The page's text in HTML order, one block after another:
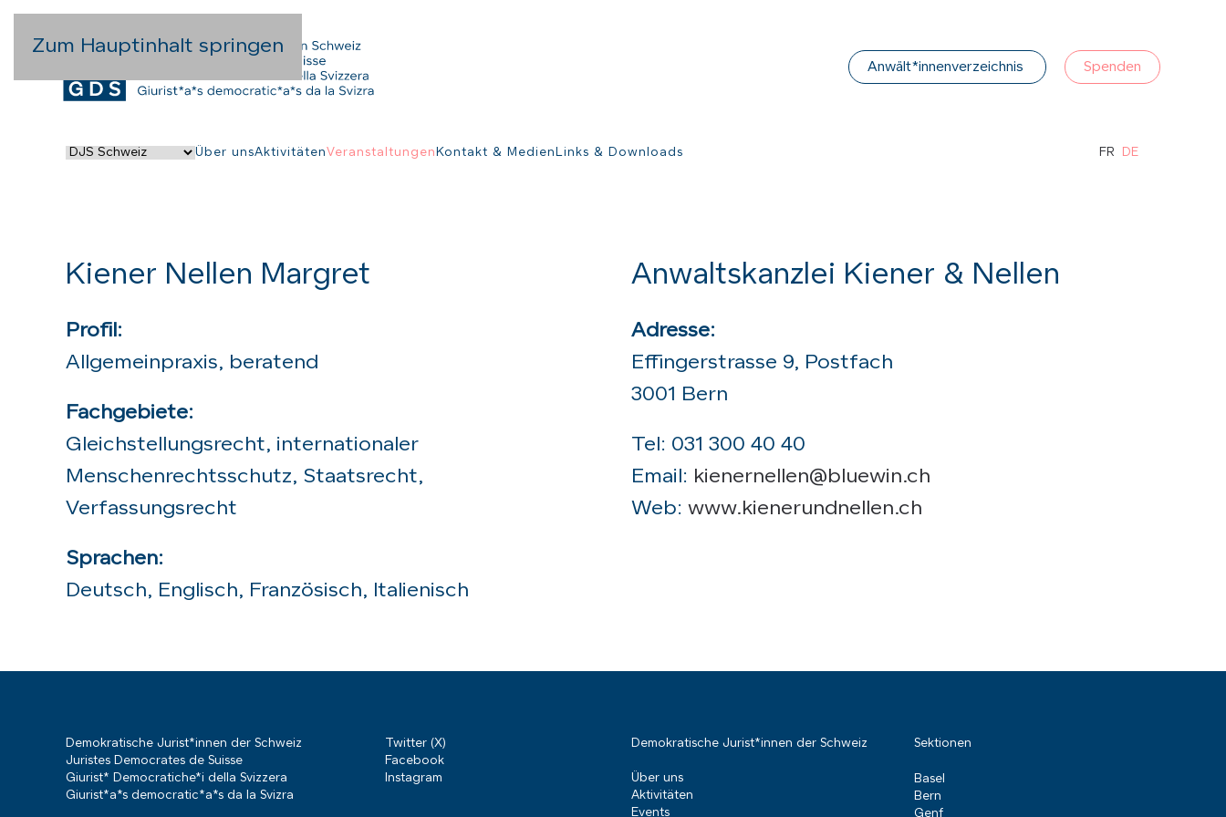
Zum Hauptinhalt springen
Anwält*innenverzeichnis Spenden
Über unsAktivitäten Veranstaltungen Kontakt & Medien Links & Downloads FR DE
Kiener Nellen Margret
Profil:
Allgemeinpraxis, beratend
Fachgebiete:
Gleichstellungsrecht, internationaler
Menschenrechtsschutz, Staatsrecht,
Verfassungsrecht
Sprachen:
Deutsch, Englisch, Französisch, Italienisch
Anwaltskanzlei Kiener & Nellen
Adresse:
Effingerstrasse 9, Postfach
3001 Bern
Tel: 031 300 40 40
Email: kienernellen@bluewin.ch
Web: www.kienerundnellen.ch
Demokratische Jurist*innen der Schweiz
Juristes Democrates de Suisse
Giurist* Democratiche*i della Svizzera
Giurist*a*s democratic*a*s da la Svizra
Twitter (X)
Facebook
Instagram
Demokratische Jurist*innen der Schweiz
Über uns
Aktivitäten
Events
Sektionen
Basel
Bern
Genf